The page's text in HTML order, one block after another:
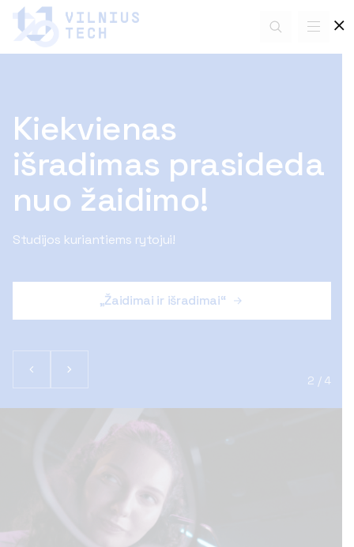
Kiekvienas
išradimas prasideda
nuo žaidimo!
Studijos kuriantiems rytojui!
„Žaidimai ir išradimai“
Skaitmeniniai
ženkliukai
Įgyk naujų kompetencijų su VILNIUS TECH skaitmeninių
Apie skaitmeninius ženkliukus
3 / 4
⨉